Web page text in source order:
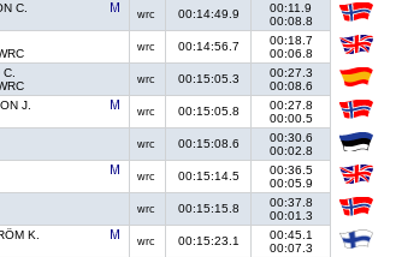
C.
wrc 00:14:49.9
00:11.9
00:08.8
wrc 00:14:56.7
00:18.7
00:06.8
C.
wrc 00:15:05.3
00:27.3
00:08.6
J.
wrc 00:15:05.8
00:27.8
00:00.5
wrc 00:15:08.6
00:30.6
00:02.8
wrc 00:15:14.5
00:36.5
00:05.9
wrc 00:15:15.8
00:37.8
00:01.3
K.
wrc 00:15:23.1
00:45.1
00:07.3